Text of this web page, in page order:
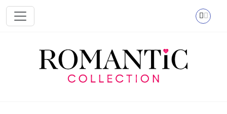
Перейти к основному содержанию